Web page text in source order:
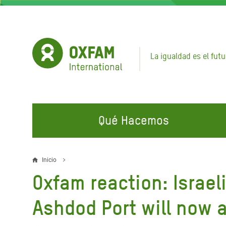
Pasar
La igualdad es el
Qué Hacemos
EN QUÉ TRABAJAMOS
Agua y Servicios de
Saneamiento
Alimentación, Crisis Climática,
Gaza
Líbano
ÚNETE A NUESTRAS CAMPAÑAS
Climate Justice
Hands Off Our Spaces
enlaces
de
Inicio
Oxfam reaction:
Ashdod Port will now